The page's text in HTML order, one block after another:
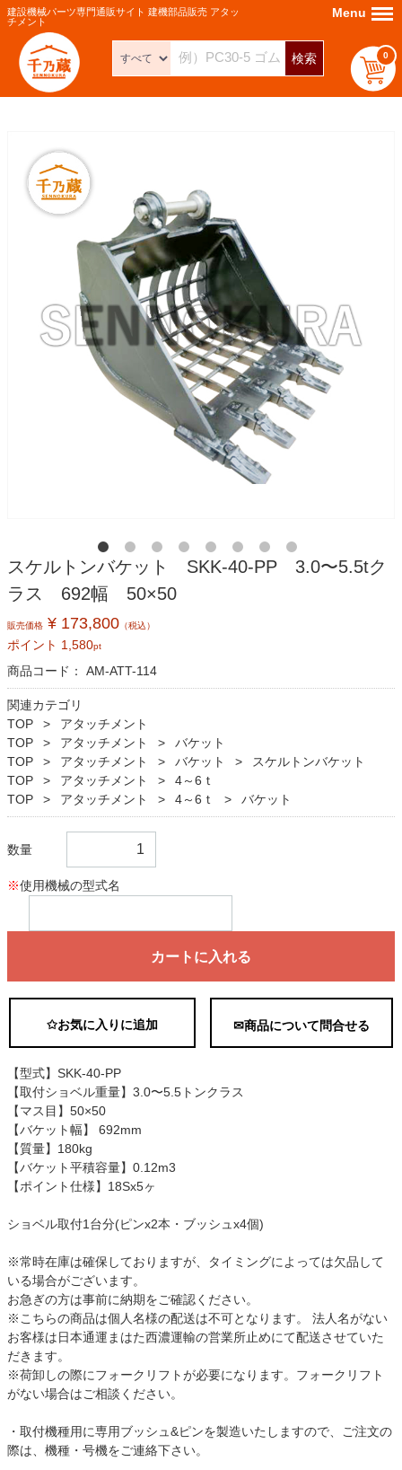
建設機械パーツ専門通販サイト 建機部品販売 アタッ
チメント
検索 0
Menu Menu
スケルトンバケット SKK-40-PP 3.0〜5.5tク
ラス 692幅 50×50
販売価格 ¥ 173,800 （税込）
ポイント 1,580pt
商品コード： AM-ATT-114
関連カテゴリ
TOP
アタッチメント
TOP
アタッチメント
バケット
TOP
アタッチメント バケット
スケルトンバケット
TOP
アタッチメント
4～6ｔ
TOP
アタッチメント 4～6ｔ バケット
数量
※使用機械の型式名
カートに入れる
✩お気に入りに追加 ✉商品について問合せる
【型式】SKK-40-PP
【取付ショベル重量】3.0〜5.5トンクラス
【マス目】50×50
【バケット幅】 692mm
【質量】180kg
【バケット平積容量】0.12m3
【ポイント仕様】18Sx5ヶ
ショベル取付1台分(ピンx2本・ブッシュx4個)
※常時在庫は確保しておりますが、タイミングによっては欠品して
いる場合がございます。
お急ぎの方は事前に納期をご確認ください。
※こちらの商品は個人名様の配送は不可となります。 法人名がない
お客様は日本通運まはた西濃運輸の営業所止めにて配送させていた
だきます。
※荷卸しの際にフォークリフトが必要になります。フォークリフト
がない場合はご相談ください。
・取付機種用に専用ブッシュ&ピンを製造いたしますので、ご注文の
際は、機種・号機をご連絡下さい。